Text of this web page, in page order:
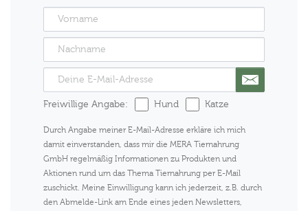
Freiwillige Angabe: Hund Katze
Durch Angabe meiner E-Mail-Adresse erkläre ich mich
damit einverstanden, dass mir die MERA Tiernahrung
GmbH regelmäßig Informationen zu Produkten und
Aktionen rund um das Thema Tiernahrung per E-Mail
zuschickt. Meine Einwilligung kann ich jederzeit, z.B. durch
den Abmelde-Link am Ende eines jeden Newsletters,